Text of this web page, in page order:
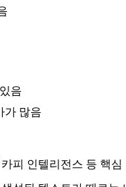
음
가 많음
카피 인텔리전스 등 핵